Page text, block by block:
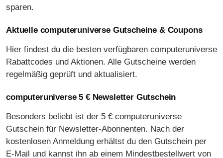
sparen.
Aktuelle computeruniverse Gutscheine & Coupons
Hier findest du die besten verfügbaren computeruniverse
Rabattcodes und Aktionen. Alle Gutscheine werden
regelmäßig geprüft und aktualisiert.
computeruniverse 5 € Newsletter Gutschein
Besonders beliebt ist der 5 € computeruniverse
Gutschein für Newsletter-Abonnenten. Nach der
kostenlosen Anmeldung erhältst du den Gutschein per
E-Mail und kannst ihn ab einem Mindestbestellwert von